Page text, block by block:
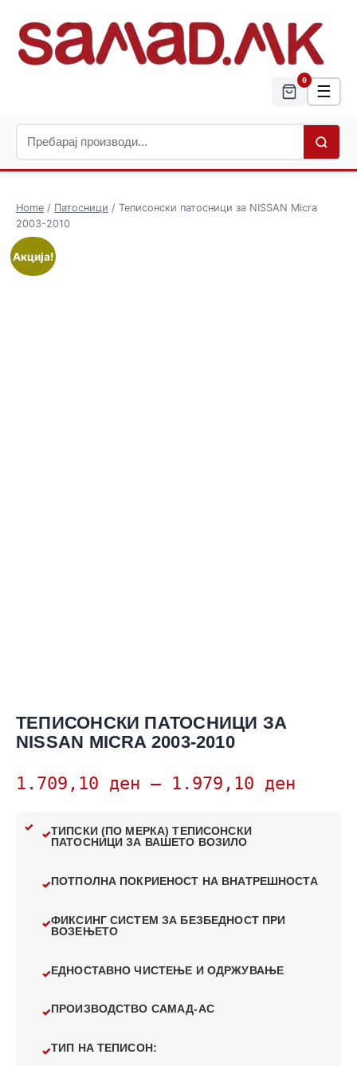
0
☰
Home / Патосници / Теписонски патосници за NISSAN Micra
2003-2010
Акција!
ТЕПИСОНСКИ ПАТОСНИЦИ ЗА
NISSAN MICRA 2003-2010
1.709,10 ден – 1.979,10 ден
ТИПСКИ (ПО МЕРКА) ТЕПИСОНСКИ
ПАТОСНИЦИ ЗА ВАШЕТО ВОЗИЛО
ПОТПОЛНА ПОКРИЕНОСТ НА ВНАТРЕШНОСТА
ФИКСИНГ СИСТЕМ ЗА БЕЗБЕДНОСТ ПРИ
ВОЗЕЊЕТО
ЕДНОСТАВНО ЧИСТЕЊЕ И ОДРЖУВАЊЕ
ПРОИЗВОДСТВО САМАД-АС
ТИП НА ТЕПИСОН: